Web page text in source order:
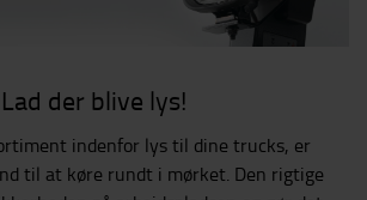
Lad der blive lys!
indenfor lys til dine trucks, er
til at køre rundt i mørket. Den rigtige